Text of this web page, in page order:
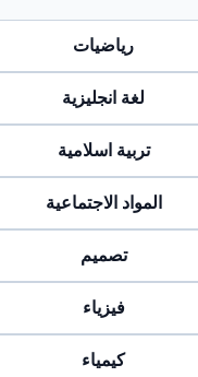
رياضيات
لغة انجليزية
تربية اسلامية
المواد الاجتماعية
تصميم
فيزياء
كيمياء